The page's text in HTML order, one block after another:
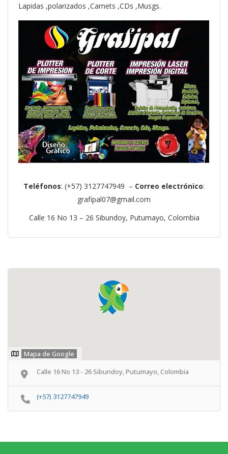
Lapidas ,polarizados ,Carnets ,CDs ,Musgs.
Teléfonos: (+57) 3127747949 – Correo electrónico:
grafipal07@gmail.com
Calle 16 No 13 – 26 Sibundoy, Putumayo, Colombia
Mapa de Google
Calle 16 No 13 - 26 Sibundoy, Putumayo, Colombia
(+57) 3127747949